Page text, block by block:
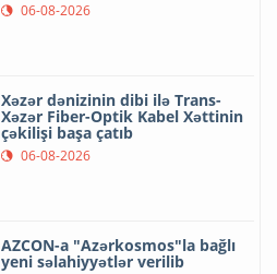
06-08-2026
Xəzər dənizinin dibi ilə Trans-
Xəzər Fiber-Optik Kabel Xəttinin
çəkilişi başa çatıb
06-08-2026
AZCON-a "Azərkosmos"la bağlı
yeni səlahiyyətlər verilib